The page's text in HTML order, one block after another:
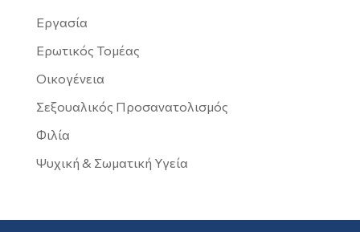
Εργασία
Ερωτικός Τομέας
Οικογένεια
Σεξουαλικός Προσανατολισμός
Φιλία
Ψυχική & Σωματική Υγεία